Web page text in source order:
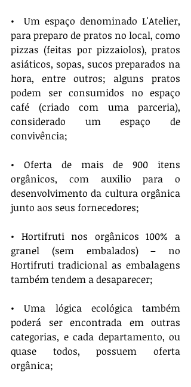
•  Um espaço denominado L'Atelier,
para preparo de pratos no local, como
pizzas (feitas por pizzaiolos), pratos
asiáticos, sopas, sucos preparados na
hora, entre outros; alguns pratos
podem ser consumidos no espaço
café (criado com uma parceria),
considerado um espaço de
convivência;
• Oferta de mais de 900 itens
orgânicos, com auxilio para o
desenvolvimento da cultura orgânica
junto aos seus fornecedores;
• Hortifruti nos orgânicos 100% a
granel (sem embalados) – no
Hortifruti tradicional as embalagens
também tendem a desaparecer;
• Uma lógica ecológica também
poderá ser encontrada em outras
categorias, e cada departamento, ou
quase todos, possuem oferta
orgânica;